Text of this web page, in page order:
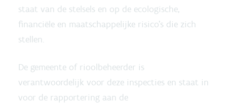
staat van de stelsels en op de ecologische,
financiële en maatschappelijke risico’s die zich
stellen.
De gemeente of rioolbeheerder is
verantwoordelijk voor deze inspecties en staat in
voor de rapportering aan de